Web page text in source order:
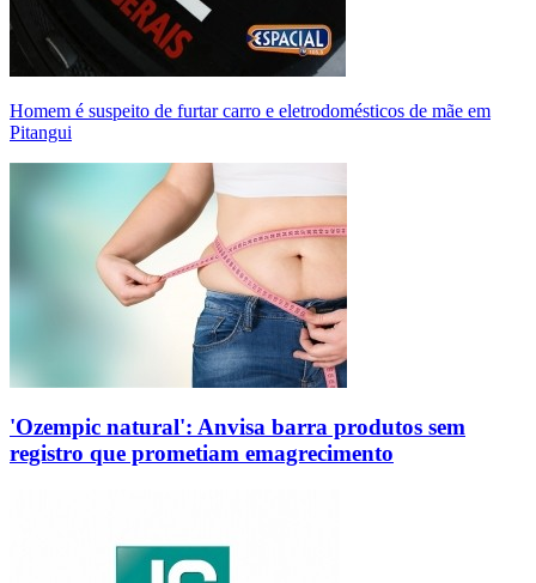
Homem é suspeito de furtar carro e eletrodomésticos de mãe em
Pitangui
'Ozempic natural': Anvisa barra produtos sem
registro que prometiam emagrecimento